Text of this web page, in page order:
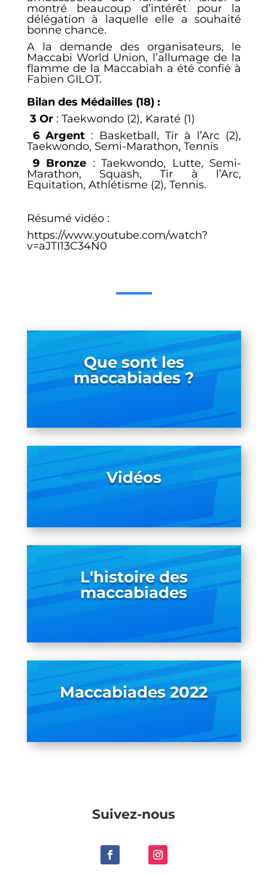
montré beaucoup d’intérêt pour la
délégation à laquelle elle a souhaité
bonne chance.
A la demande des organisateurs, le
Maccabi World Union, l’allumage de la
flamme de la Maccabiah a été confié à
Fabien GILOT.
Bilan des Médailles (18) :
3 Or: Taekwondo (2), Karaté (1)
6 Argent : Basketball, Tir à l’Arc (2),
Taekwondo, Semi-Marathon, Tennis
9 Bronze:Taekwondo, Lutte, Semi-
Marathon, Squash, Tir à l’Arc,
Equitation, Athlétisme (2), Tennis.
Résumé vidéo :
https://www.youtube.com/watch?
v=aJTI13C34N0
Que sont les
maccabiades ?
Vidéos
L'histoire des
maccabiades
Maccabiades 2022
Suivez-nous